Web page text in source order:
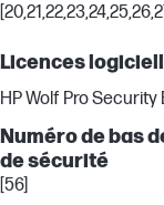
Licences
HP Wolf Pro Security
Numéro de bas
de sécurité
[56]